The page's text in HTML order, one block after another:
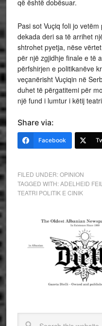
që është dobësuar.
Pasi sot Vuçiq foli jo
dekada deri sa të arrihet
shtrohet pyetja, nëse
për një zgjidhje finale e të
përfshirjen e politikanëve
veçanërisht Vuçiqin në
duhet të përgatitemi për
një fund i lumtur i këtij
Share via:
Facebook
FILED UNDER:OPINION
TAGGED WITH:ADELHEID
TEATRI POLITIK E CINIK